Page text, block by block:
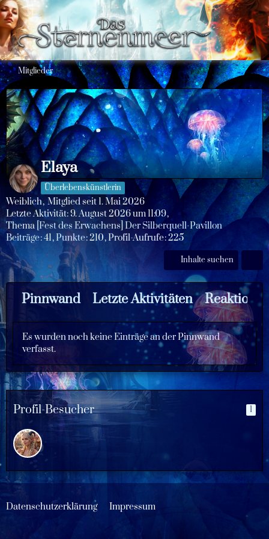
Mitglieder
Elaya
Überlebenskünstlerin
Weiblich Mitglied seit 1. Mai 2026
Letzte Aktivität:9. August 2026 um 11:09
Thema [Fest des Erwachens] Der Silberquell-Pavillon
Beiträge 41 Punkte 210 Profil-Aufrufe 225
Inhalte suchen
Pinnwand Letzte Aktivitäten
Es wurden noch keine Einträge an der Pinnwand
verfasst.
Profil-Besucher 1
Datenschutzerklärung Impressum